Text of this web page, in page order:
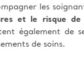
les
et le risque de
également de
de soins.